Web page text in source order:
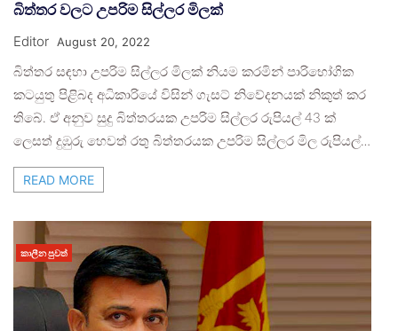
බිත්තර වලට උපරිම සිල්ලර මිලක්
Editor August 20, 2022
බිත්තර සඳහා උපරිම සිල්ලර මිලක් නියම කරමින් පාරිභෝගික
කටයුතු පිළිබද අධිකාරියේ විසින් ගැසට් නිවේදනයක් නිකුත් කර
තිබේ. ඒ අනුව සුදු බිත්තරයක උපරිම සිල්ලර රුපියල් 43 ක්
ලෙසත් දුඹුරු හෙවත් රතු බිත්තරයක උපරිම සිල්ලර මිල රුපියල්…
READ MORE
කාලීන පුවත්